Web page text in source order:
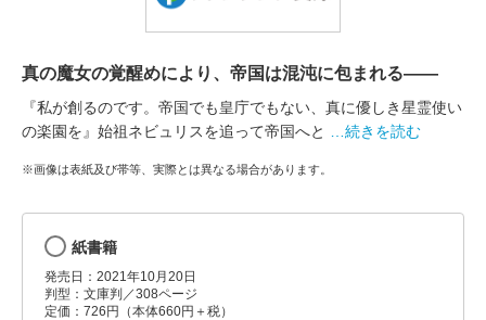
真の魔女の覚醒めにより、帝国は混沌に包まれる――
『私が創るのです。帝国でも皇庁でもない、真に優しき星霊使い
の楽園を』始祖ネビュリスを追って帝国へと
…続きを読む
※画像は表紙及び帯等、実際とは異なる場合があります。
紙書籍
発売日：2021年10月20日
判型：文庫判／308ページ
定価：726円（本体660円＋税）